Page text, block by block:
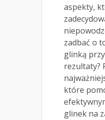
aspekty,
zadbać o
glinką
rezultaty?
które
glinek na